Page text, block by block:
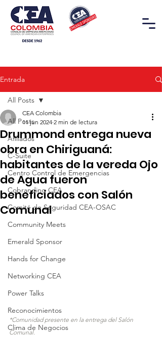
Entrada
All Posts
Afiliados
C-Suite
Centro Control de Emergencias
Cobranding CEA
Comité de Seguridad CEA-OSAC
Community Meets
Emerald Sponsor
Hands for Change
Networking CEA
Power Talks
Reconocimientos
Clima de Negocios
All Posts
Drummond entrega nueva
obra en Chiriguaná:
habitantes de la vereda Ojo
de Agua fueron
beneficiados con Salón
Comunal
CEA Colombia
11 jun 2024 2 min de lectura
*Comunidad presente en la entrega del Salón
Comunal.